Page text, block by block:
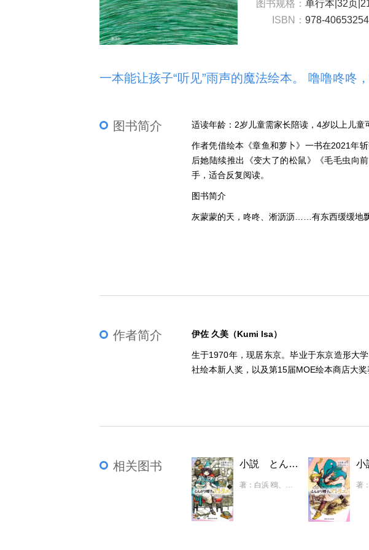
图书规格： 单行本|32页
ISBN： 978-
一本能让孩子“听见”雨声的魔法绘本。 噜噜咚
图书简介 适读年龄：2岁儿童需家长陪读，4岁以上儿童
作者凭借绘本《章鱼和萝卜》一书在2021年
后她陆续推出《变大了的松鼠》《毛毛虫向
手，适合反复阅读。
图书简介
灰蒙蒙的天，咚咚、淅沥沥……有东西缓缓地
作者简介 伊佐 久美（Kumi Isa）
生于1970年，现居东京。毕业于东京造形大
社绘本新人奖，以及第15届MOE绘本商店大奖
相关图书 小説 とんがり帽子のアトリエ（2）